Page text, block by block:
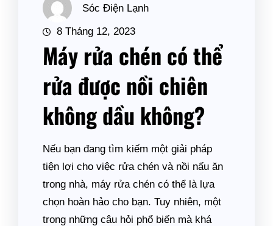
Sóc Điện Lạnh
8 Tháng 12, 2023
Máy rửa chén có thể
rửa được nồi chiên
không dầu không?
Nếu bạn đang tìm kiếm một giải pháp
tiện lợi cho việc rửa chén và nồi nấu ăn
trong nhà, máy rửa chén có thể là lựa
chọn hoàn hảo cho bạn. Tuy nhiên, một
trong những câu hỏi phổ biến mà khá